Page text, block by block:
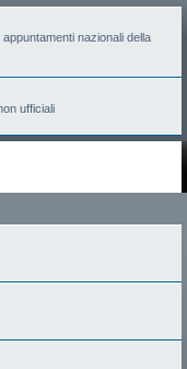
nazionali della
ufficiali